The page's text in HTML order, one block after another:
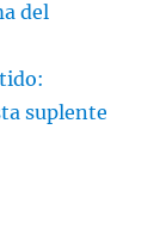
del
suplente